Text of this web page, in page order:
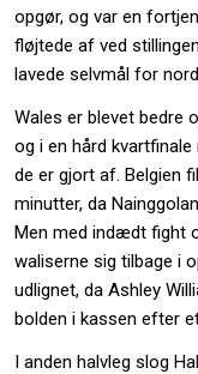
opgør, og var en
fløjtede af ved
lavede selvmål for
Wales er blevet bedre
og i en hård
de er gjort af. Belgien
minutter, da
Men med indædt fight
waliserne sig tilbage i
udlignet, da Ashley
bolden i kassen efter
I anden halvleg slog